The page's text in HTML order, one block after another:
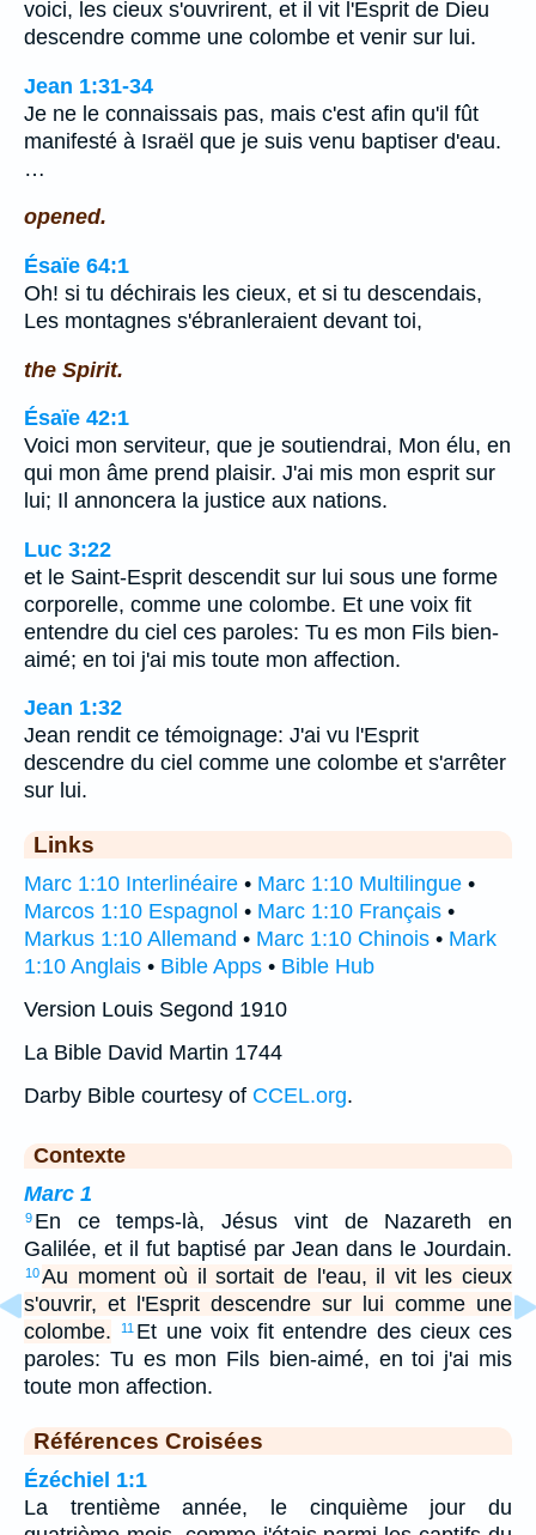
voici, les cieux s'ouvrirent, et il vit l'Esprit de Dieu
descendre comme une colombe et venir sur lui.
Jean 1:31-34
Je ne le connaissais pas, mais c'est afin qu'il fût
manifesté à Israël que je suis venu baptiser d'eau.
…
opened.
Ésaïe 64:1
Oh! si tu déchirais les cieux, et si tu descendais,
Les montagnes s'ébranleraient devant toi,
the Spirit.
Ésaïe 42:1
Voici mon serviteur, que je soutiendrai, Mon élu, en
qui mon âme prend plaisir. J'ai mis mon esprit sur
lui; Il annoncera la justice aux nations.
Luc 3:22
et le Saint-Esprit descendit sur lui sous une forme
corporelle, comme une colombe. Et une voix fit
entendre du ciel ces paroles: Tu es mon Fils bien-
aimé; en toi j'ai mis toute mon affection.
Jean 1:32
Jean rendit ce témoignage: J'ai vu l'Esprit
descendre du ciel comme une colombe et s'arrêter
sur lui.
Links
Marc 1:10 Interlinéaire • Marc 1:10 Multilingue •
Marcos 1:10 Espagnol • Marc 1:10 Français •
Markus 1:10 Allemand • Marc 1:10 Chinois • Mark
1:10 Anglais • Bible Apps • Bible Hub
Version Louis Segond 1910
La Bible David Martin 1744
Darby Bible courtesy of CCEL.org.
Contexte
Marc 1
9 En ce temps-là, Jésus vint de Nazareth en
Galilée, et il fut baptisé par Jean dans le Jourdain.
10Au moment où il sortait de l'eau, il vit les cieux
s'ouvrir, et l'Esprit descendre sur lui comme une
colombe.
11 Et une voix fit entendre des cieux ces
paroles: Tu es mon Fils bien-aimé, en toi j'ai mis
toute mon affection.
Références Croisées
Ézéchiel 1:1
La trentième année, le cinquième jour du